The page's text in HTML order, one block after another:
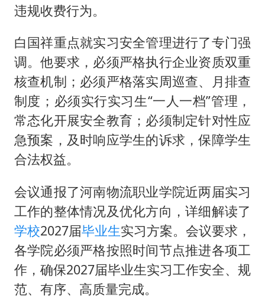
违规收费行为。
白国祥重点就实习安全管理进行了专门强
调。他要求，必须严格执行企业资质双重
核查机制；必须严格落实周巡查、月排查
制度；必须实行实习生“一人一档”管理，
常态化开展安全教育；必须制定针对性应
急预案，及时响应学生的诉求，保障学生
合法权益。
会议通报了河南物流职业学院近两届实习
工作的整体情况及优化方向，详细解读了
学校2027届毕业生实习方案。会议要求，
各学院必须严格按照时间节点推进各项工
作，确保2027届毕业生实习工作安全、规
范、有序、高质量完成。